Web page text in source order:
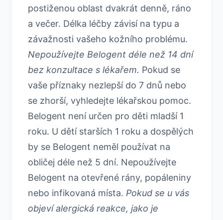
postiženou oblast dvakrát denně, ráno
a večer. Délka léčby závisí na typu a
závažnosti vašeho kožního problému.
Nepoužívejte Belogent déle než 14 dní
bez konzultace s lékařem. Pokud se
vaše příznaky nezlepší do 7 dnů nebo
se zhorší, vyhledejte lékařskou pomoc.
Belogent není určen pro děti mladší 1
roku. U dětí starších 1 roku a dospělých
by se Belogent neměl používat na
obličej déle než 5 dní. Nepoužívejte
Belogent na otevřené rány, popáleniny
nebo infikovaná místa. Pokud se u vás
objeví alergická reakce, jako je